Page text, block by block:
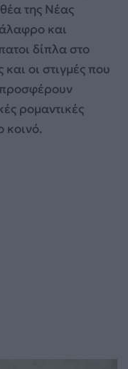
της Νέας
και
δίπλα στο
οι στιγμές που
ρομαντικές
κοινό.